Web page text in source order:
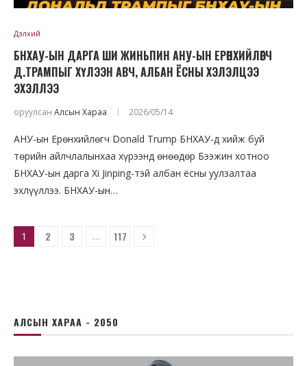
Дэлхий
БНХАУ-ЫН ДАРГА ШИ ЖИНЬПИН АНУ-ЫН ЕРӨНХИЙЛӨГЧ
Д.ТРАМПЫГ ХҮЛЭЭН АВЧ, АЛБАН ЁСНЫ ХЭЛЭЛЦЭЭ
ЭХЭЛЛЭЭ
оруулсан Алсын Хараа 2026/05/14
АНУ-ын Ерөнхийлөгч Donald Trump БНХАУ-д хийж буй
төрийн айлчлалынхаа хүрээнд өнөөдөр Бээжин хотноо
БНХАУ-ын дарга Xi Jinping-тэй албан ёсны уулзалтаа
эхлүүллээ. БНХАУ-ын…
1 2 3 … 117
АЛСЫН ХАРАА - 2050